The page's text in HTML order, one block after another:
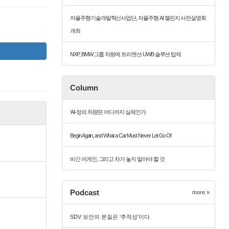
자율주행기술개발혁신사업단, 자율주행 AI 챌린지 사전설명회
개최
NXP, BMW 그룹 차량에 트리멘션 UWB 솔루션 탑재
Column
'AI-정의 차량'은 어디까지 실체인가
Begin Again, and What a Car Must Never Let Go Of
비긴 어게인, 그리고 차가 놓지 말아야 할 것
Podcast more »
SDV 보안의 본질은 ‘추적성’이다